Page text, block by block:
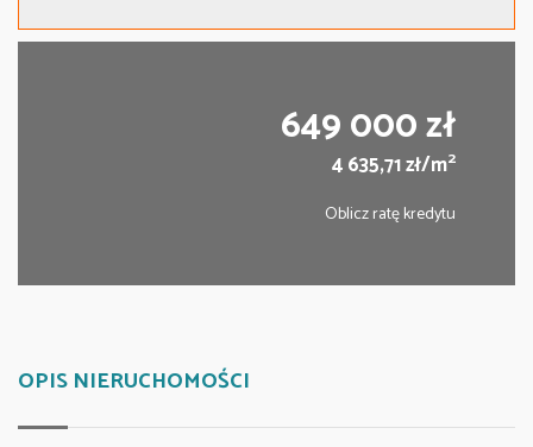
649 000 zł
4 635,71 zł/m2
Oblicz ratę kredytu
OPIS NIERUCHOMOŚCI